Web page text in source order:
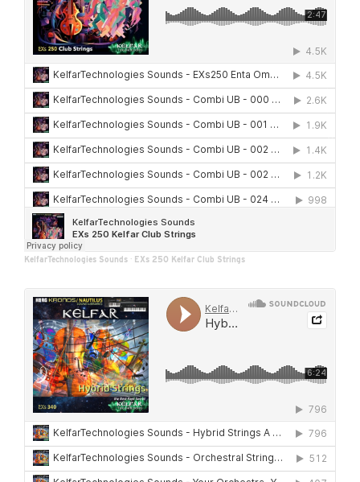
KelfarTechnologies Sounds · EXs 250 Kelfar Club Strings